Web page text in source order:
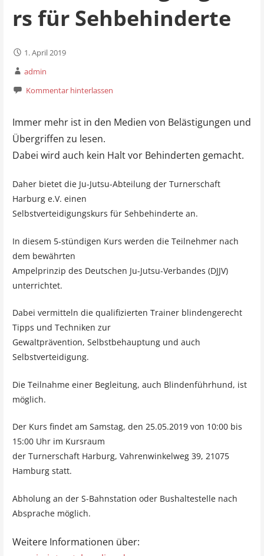
rs für Sehbehinderte
1. April 2019
admin
Kommentar hinterlassen
Immer mehr ist in den Medien von Belästigungen und
Übergriffen zu lesen.
Dabei wird auch kein Halt vor Behinderten gemacht.
Daher bietet die Ju-Jutsu-Abteilung der Turnerschaft
Harburg e.V. einen
Selbstverteidigungskurs für Sehbehinderte an.
In diesem 5-stündigen Kurs werden die Teilnehmer nach
dem bewährten
Ampelprinzip des Deutschen Ju-Jutsu-Verbandes (DJJV)
unterrichtet.
Dabei vermitteln die qualifizierten Trainer blindengerecht
Tipps und Techniken zur
Gewaltprävention, Selbstbehauptung und auch
Selbstverteidigung.
Die Teilnahme einer Begleitung, auch Blindenführhund, ist
möglich.
Der Kurs findet am Samstag, den 25.05.2019 von 10:00 bis
15:00 Uhr im Kursraum
der Turnerschaft Harburg, Vahrenwinkelweg 39, 21075
Hamburg statt.
Abholung an der S-Bahnstation oder Bushaltestelle nach
Absprache möglich.
Weitere Informationen über: